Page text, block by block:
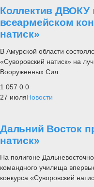
Коллектив ДВОКУ
всеармейском
натиск»
В Амурской области
«Суворовский натиск» на
Вооруженных Сил.
1 057 0 0
27 июляНовости
Дальний Восток
натиск»
На полигоне
командного училища
конкурса «Суворовский